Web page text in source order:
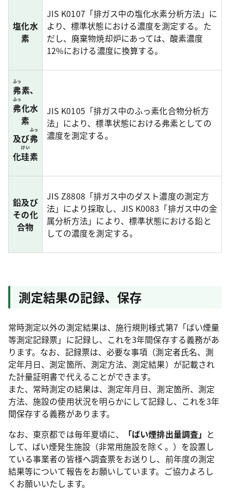
塩化水
素
JIS K0107「排ガス中の塩化水素分析方法」に
より、標準状態における濃度を測定する。た
だし、廃棄物焼却炉にあっては、酸素濃度
12%における濃度に換算する。
弗
ふっ
素、
弗
ふっ
化水
素
及び弗
ふっ
化珪
けい
素
JIS K0105「排ガス中のふっ素化合物分析方
法」により、標準状態における弗素としての
濃度を測定する。
鉛及び
その化
合物
JIS Z8808「排ガス中のダスト濃度の測定方
法」により採取し、JIS K0083「排ガス中の金
属分析方法」により、標準状態における鉛と
しての濃度を測定する。
測定結果の記録、保存
常時測定以外の測定結果は、施行規則様式第7「ばい煙量
等測定記録票」に記録し、これを3年間保存する義務があ
ります。なお、記録票は、必要な事項（測定者氏名、測
定年月日、測定箇所、測定方法、測定結果）が記載され
た計量証明書で代えることができます。
また、常時測定の結果は、測定年月日、測定箇所、測定
方法、施設の使用状況を明らかにして記録し、これを3年
間保存する義務があります。
なお、東京都では毎年夏頃に、
「ばい煙排出量調査」 と
して、ばい煙発生施設（非常用施設を除く。）を設置し
ている事業者の皆様へ調査票をお送りし、前年度の測定
結果等について報告をお願いしています。ご協力よろし
くお願いいたします。